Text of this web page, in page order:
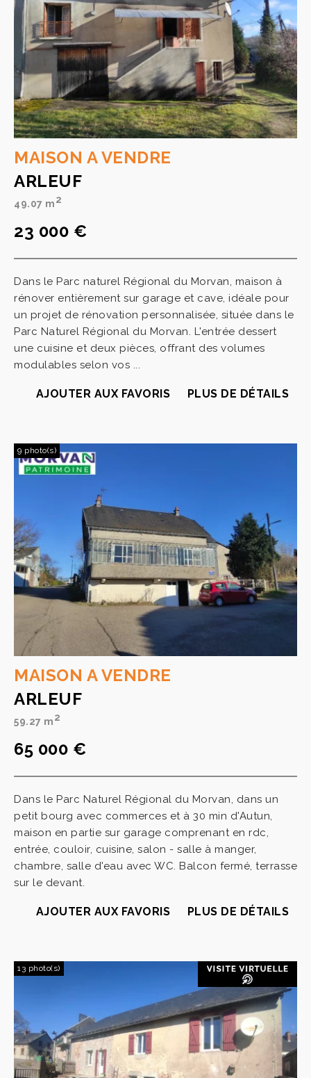
MAISON A VENDRE
ARLEUF
49.07 m2
23 000 €
Dans le Parc naturel Régional du Morvan, maison à
rénover entièrement sur garage et cave, idéale pour
un projet de rénovation personnalisée, située dans le
Parc Naturel Régional du Morvan. L'entrée dessert
une cuisine et deux pièces, offrant des volumes
modulables selon vos ...
AJOUTER AUX FAVORIS PLUS DE DÉTAILS
9 photo(s)
MAISON A VENDRE
ARLEUF
59.27 m2
65 000 €
Dans le Parc Naturel Régional du Morvan, dans un
petit bourg avec commerces et à 30 min d'Autun,
maison en partie sur garage comprenant en rdc,
entrée, couloir, cuisine, salon - salle à manger,
chambre, salle d'eau avec WC. Balcon fermé, terrasse
sur le devant.
AJOUTER AUX FAVORIS PLUS DE DÉTAILS
13 photo(s)